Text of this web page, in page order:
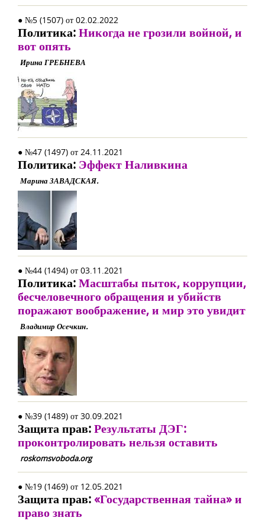
● №5 (1507) от 02.02.2022
Политика:Никогда не грозили войной, и
вот опять
Ирина ГРЕБНЕВА
● №47 (1497) от 24.11.2021
Политика: Эффект Наливкина
Марина ЗАВАДСКАЯ.
● №44 (1494) от 03.11.2021
Политика:Масштабы пыток, коррупции,
бесчеловечного обращения и убийств
поражают воображение, и мир это увидит
Владимир Осечкин.
● №39 (1489) от 30.09.2021
Защита прав:Результаты ДЭГ:
проконтролировать нельзя оставить
roskomsvoboda.org
● №19 (1469) от 12.05.2021
Защита прав:«Государственная тайна» и
право знать